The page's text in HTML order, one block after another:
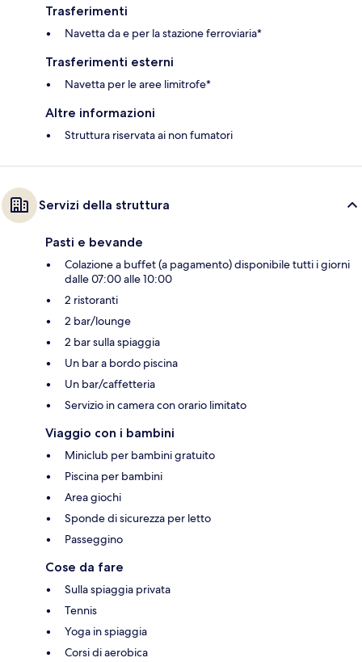
Trasferimenti
Navetta da e per la stazione ferroviaria*
Trasferimenti esterni
Navetta per le aree limitrofe*
Altre informazioni
Struttura riservata ai non fumatori
Servizi della struttura
Pasti e bevande
Colazione a buffet (a pagamento) disponibile tutti i giorni
dalle 07:00 alle 10:00
2 ristoranti
2 bar/lounge
2 bar sulla spiaggia
Un bar a bordo piscina
Un bar/caffetteria
Servizio in camera con orario limitato
Viaggio con i bambini
Miniclub per bambini gratuito
Piscina per bambini
Area giochi
Sponde di sicurezza per letto
Passeggino
Cose da fare
Sulla spiaggia privata
Tennis
Yoga in spiaggia
Corsi di aerobica